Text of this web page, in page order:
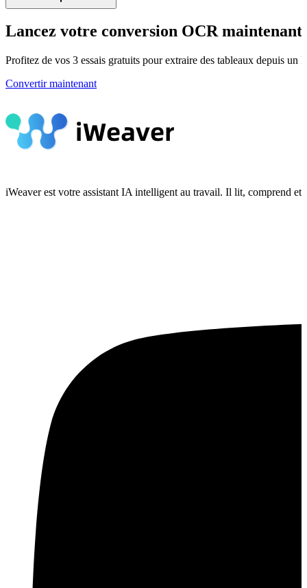
Lancez votre conversion OCR maintenant
Profitez de vos 3 essais gratuits pour extraire des tableaux depuis un
Convertir maintenant
iWeaver est votre assistant IA intelligent au travail. Il lit, comprend et